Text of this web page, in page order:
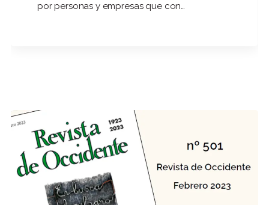
por personas y empresas que con…